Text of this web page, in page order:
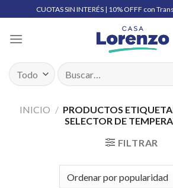
to
content
CUOTAS SIN INTERÉS | 10% OFFF con
Buscar
por:
INICIO / PRODUCTOS
SELECTOR DE
FILTRAR